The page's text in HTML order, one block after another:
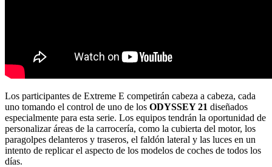
Los participantes de Extreme E competirán cabeza a cabeza, cada
uno tomando el control de uno de los ODYSSEY 21 diseñados
especialmente para esta serie. Los equipos tendrán la oportunidad de
personalizar áreas de la carrocería, como la cubierta del motor, los
paragolpes delanteros y traseros, el faldón lateral y las luces en un
intento de replicar el aspecto de los modelos de coches de todos los
días.